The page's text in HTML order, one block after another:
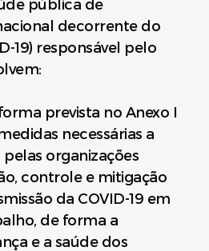
pública de
decorrente do
19) responsável pelo
prevista no Anexo I
necessárias a
organizações
controle e mitigação
da COVID-19 em
de forma a
e a saúde dos